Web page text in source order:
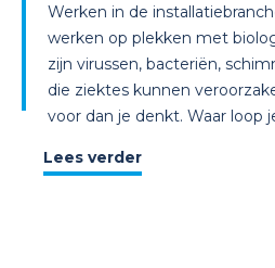
Werken in de
werken op plekken met
zijn virussen, bacteriën,
die ziektes kunnen
voor dan je denkt. Waar loop
Lees verder